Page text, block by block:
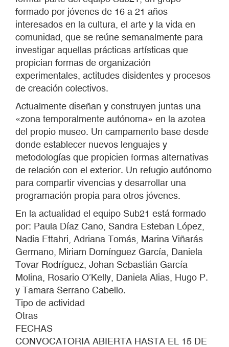
formado por jóvenes de 16 a 21 años
interesados en la cultura, el arte y la vida en
comunidad, que se reúne semanalmente para
investigar aquellas prácticas artísticas que
propician formas de organización
experimentales, actitudes disidentes y procesos
de creación colectivos.
Actualmente diseñan y construyen juntas una
«zona temporalmente autónoma» en la azotea
del propio museo. Un campamento base desde
donde establecer nuevos lenguajes y
metodologías que propicien formas alternativas
de relación con el exterior. Un refugio autónomo
para compartir vivencias y desarrollar una
programación propia para otros jóvenes.
En la actualidad el equipo Sub21 está formado
por: Paula Díaz Cano, Sandra Esteban López,
Nadia Ettahri, Adriana Tomás, Marina Viñarás
Germano, Miriam Domínguez García, Daniela
Tovar Rodríguez, Johan Sebastián García
Molina, Rosario O’Kelly, Daniela Alias, Hugo P.
y Tamara Serrano Cabello.
Tipo de actividad
Otras
FECHAS
CONVOCATORIA ABIERTA HASTA EL 15 DE